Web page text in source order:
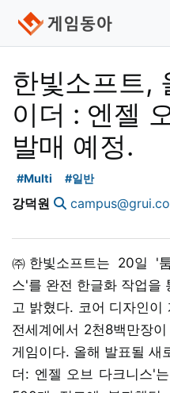
한빛소프트,
이더 : 엔젤
발매 예정.
#Multi #일반
강덕원
㈜한빛소프트는 20일 '
스'를 완전 한글화 작업을
고 밝혔다. 코어 디자인
전세계에서 2천8백만장
게임이다. 올해 발표될 새
더: 엔젤 오브 다크니스'